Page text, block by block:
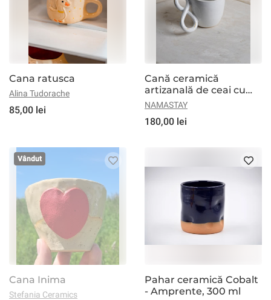
Cana ratusca
Alina Tudorache
85,00 lei
Cană ceramică
artizanală de ceai cu
toartă Infinit. Feminin.
Namastay × Via
Postumia Ceramics
NAMASTAY
180,00 lei
Vândut
Cana Inima
Stefania Ceramics
Pahar ceramică Cobalt
- Amprente, 300 ml